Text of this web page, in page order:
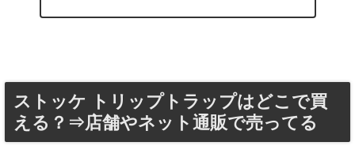
ストッケ トリップトラップはどこで買
える？⇒店舗やネット通販で売ってる